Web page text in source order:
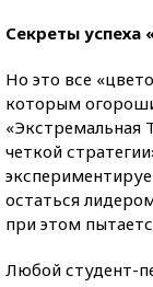
Секреты успеха
Но это все
которым
«Экстремальная
четкой
остаться
при этом
Любой студент-